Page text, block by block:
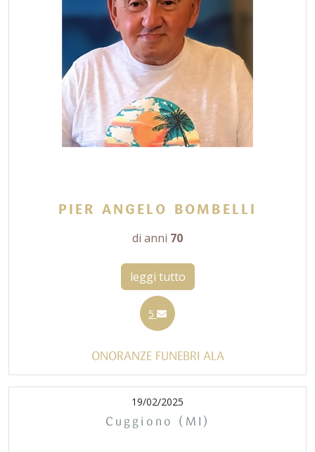
PIER ANGELO BOMBELLI
di anni 70
leggi tutto
5
ONORANZE FUNEBRI ALA
19/02/2025
Cuggiono (MI)